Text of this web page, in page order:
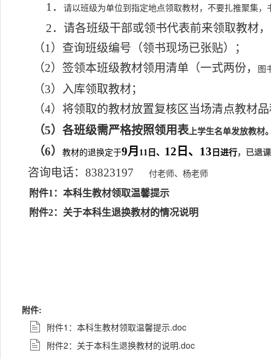
1 ． 请以班级为单位到指定地点领取教材，不要扎推聚集
2．请各班级干部或领书代表前来领取教材
（1 ）查询班级编号（领书现场已张贴）；
（2）签领本班级教材领用清单（一式两份， 图
（3）入库领取教材；
（4）将领取的教材放置复核区当场清点教材
（5）各班级需严格按照领用表上学生名单发放教材
（6） 教材的退换定于9月 11 日 、 12 日、 13 日进行，已退
咨询电话： 83823197 付老师、杨老师
附件1 ：本科生教材领取温馨提示
附件2：关于本科生退换教材的情况说明
附件:
附件1：本科生教材领取温馨提示.doc
附件2：关于本科生退换教材的说明.doc